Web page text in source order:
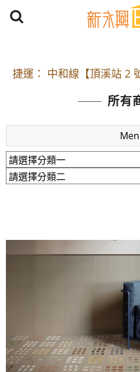
捷運： 中和線【頂溪站 2
原Line已滿 無法加
LINE
開車：中山路1段 到永平
捷運： 中和線【頂溪站 2
LINE
所有